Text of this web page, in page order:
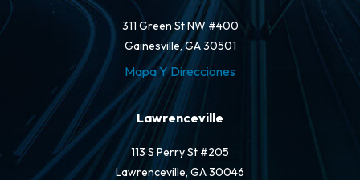
311 Green St NW #400
Gainesville, GA 30501
Mapa Y Direcciones
Lawrenceville
113 S Perry St #205
Lawrenceville, GA 30046